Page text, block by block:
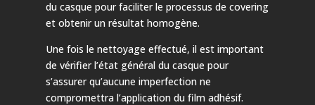
du casque pour faciliter le processus de covering
et obtenir un résultat homogène.
Une fois le nettoyage effectué, il est important
de vérifier l’état général du casque pour
s’assurer qu’aucune imperfection ne
compromettra l’application du film adhésif.